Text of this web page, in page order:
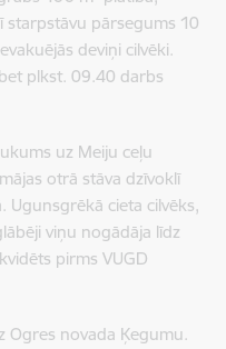
starpstāvu pārsegums 10
deviņi cilvēki.
plkst. 09.40 darbs
uz Meiju ceļu
otrā stāva dzīvoklī
Ugunsgrēkā cieta cilvēks,
viņu nogādāja līdz
pirms VUGD
Ogres novada Ķegumu.